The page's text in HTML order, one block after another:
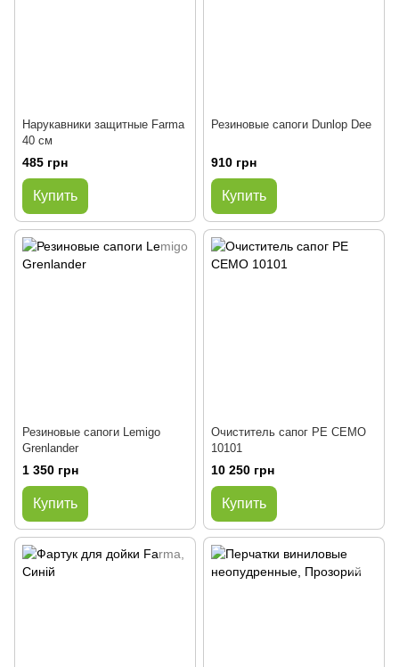
Нарукавники защитные Farma
40 см
485 грн
Купить
Резиновые сапоги Dunlop Dee
910 грн
Купить
Резиновые сапоги Lemigo
Grenlander
1 350 грн
Купить
Очиститель сапог PE CEMO
10101
10 250 грн
Купить